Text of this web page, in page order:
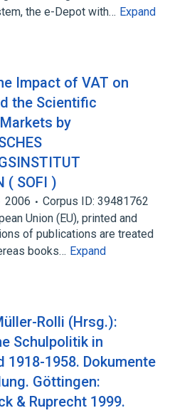
the e-Depot with… Expand
Impact of VAT on
the Scientific
by
( SOFI )
2006
Corpus ID: 39481762
Union (EU), printed and
of publications are treated
books… Expand
Rolli (Hrsg.):
Schulpolitik in
1918-1958. Dokumente
Göttingen:
& Ruprecht 1999.